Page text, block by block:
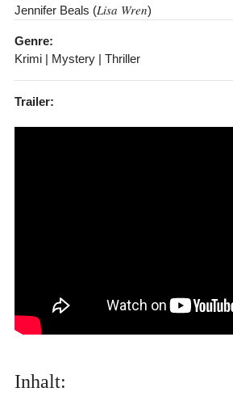
Jennifer Beals (Lisa Wren)
Genre:
Krimi | Mystery | Thriller
Trailer:
Inhalt: